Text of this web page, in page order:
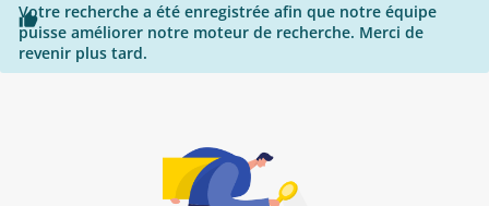

Votre recherche a été enregistrée afin que notre équipe
puisse améliorer notre moteur de recherche. Merci de
revenir plus tard.